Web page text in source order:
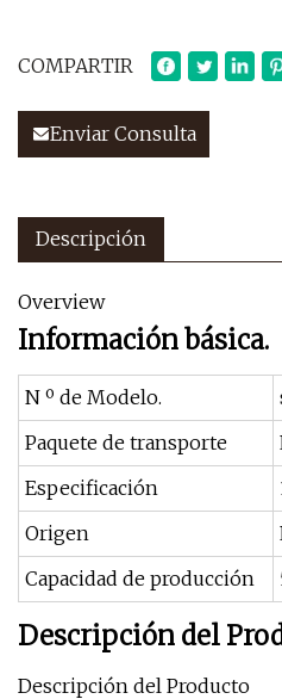
COMPARTIR
Enviar Consulta
Descripción
Overview
Información básica.
N º de Modelo.
Paquete de transporte
Especificación
Origen
Capacidad de producción
Descripción del
Descripción del Producto